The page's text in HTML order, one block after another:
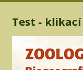
Test -